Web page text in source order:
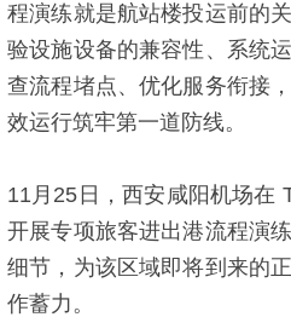
程演练就是航站楼投运前的
验设施设备的兼容性、系统
查流程堵点、优化服务衔接
效运行筑牢第一道防线。
11月25日，西安咸阳机场在
开展专项旅客进出港流程演
细节，为该区域即将到来的
作蓄力。